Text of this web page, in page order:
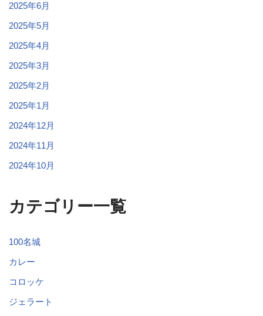
2025年6月
2025年5月
2025年4月
2025年3月
2025年2月
2025年1月
2024年12月
2024年11月
2024年10月
カテゴリー一覧
100名城
カレー
コロッケ
ジェラート